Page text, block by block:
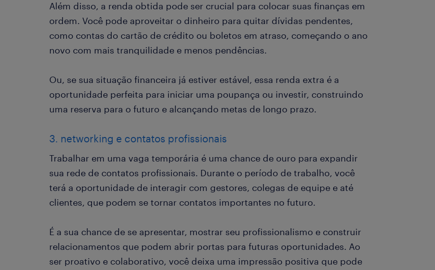
Além disso, a renda obtida pode ser crucial para colocar suas finanças em
ordem. Você pode aproveitar o dinheiro para quitar dívidas pendentes,
como contas do cartão de crédito ou boletos em atraso, começando o ano
novo com mais tranquilidade e menos pendências.
Ou, se sua situação financeira já estiver estável, essa renda extra é a
oportunidade perfeita para iniciar uma poupança ou investir, construindo
uma reserva para o futuro e alcançando metas de longo prazo.
3. networking e contatos profissionais
Trabalhar em uma vaga temporária é uma chance de ouro para expandir
sua rede de contatos profissionais. Durante o período de trabalho, você
terá a oportunidade de interagir com gestores, colegas de equipe e até
clientes, que podem se tornar contatos importantes no futuro.
É a sua chance de se apresentar, mostrar seu profissionalismo e construir
relacionamentos que podem abrir portas para futuras oportunidades. Ao
ser proativo e colaborativo, você deixa uma impressão positiva que pode